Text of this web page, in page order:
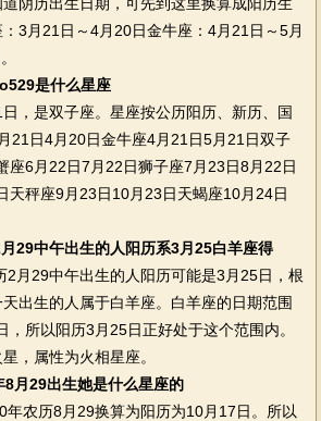
3月21日～4月20日金牛座：4月21日～5月
是什么星座
是双子座。星座按公历阳历、新历、国
21日4月20日金牛座4月21日5月21日双子
座6月22日7月22日狮子座7月23日8月22日
天秤座9月23日10月23日天蝎座10月24日
29中午出生的人阳历系3月25白羊座得
29中午出生的人阳历可能是3月25日，根
出生的人属于白羊座。白羊座的日期范围
所以阳历3月25日正好处于这个范围内。
，属性为火相星座。
月29出生她是什么星座的
农历8月29换算为阳历为10月17日。所以